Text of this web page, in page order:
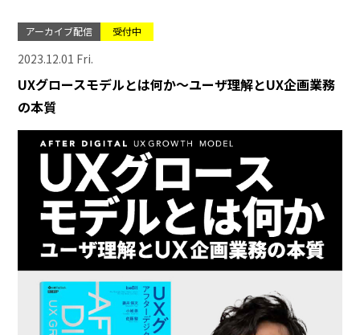
アーカイブ配信 受付中
2023.12.01 Fri.
UXグロースモデルとは何か～ユーザ理解とUX企画業務
の本質